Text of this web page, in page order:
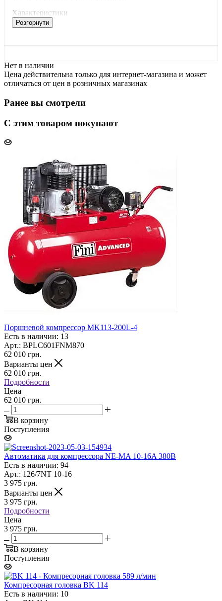
Характеристики
Розгорнути
Нет в наличии
Цена действительна только для интернет-магазина и может
отличаться от цен в розничных магазинах
Ранее вы смотрели
С этим товаром покупают
Поршневой компрессор MK113-200L-4
Есть в наличии: 13
Арт.: BPLC601FNM870
62 010 грн.
Варианты цен
62 010 грн.
Подробности
Цена
62 010 грн.
В корзину
Поступления
Автоматика для компрессора NE-MA 10-16A 380В
Есть в наличии: 94
Арт.: 126/7NT 10-16
3 975 грн.
Варианты цен
3 975 грн.
Подробности
Цена
3 975 грн.
В корзину
Поступления
Компресорная головка BK 114
Есть в наличии: 10